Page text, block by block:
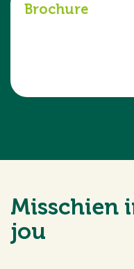
Brochure
Misschien
jou